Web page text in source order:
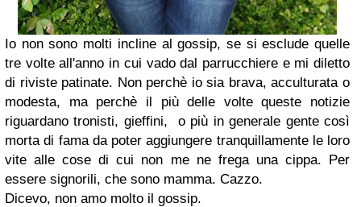
Io non sono molti incline al gossip, se si esclude quelle
tre volte all'anno in cui vado dal parrucchiere e mi diletto
di riviste patinate. Non perchè io sia brava, acculturata o
modesta, ma perchè il più delle volte queste notizie
riguardano tronisti, gieffini, o più in generale gente così
morta di fama da poter aggiungere tranquillamente le loro
vite alle cose di cui non me ne frega una cippa. Per
essere signorili, che sono mamma. Cazzo.
Dicevo, non amo molto il gossip.